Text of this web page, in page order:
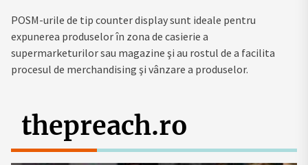
POSM-urile de tip counter display sunt ideale pentru
expunerea produselor în zona de casierie a
supermarketurilor sau magazine şi au rostul de a facilita
procesul de merchandising şi vânzare a produselor.
thepreach.ro